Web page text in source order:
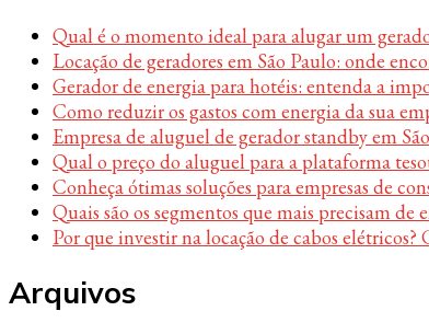
Qual é o momento ideal para alugar um
Locação de geradores em São Paulo: onde
Gerador de energia para hotéis: entenda a
Como reduzir os gastos com energia da sua
Empresa de aluguel de gerador standby em
Qual o preço do aluguel para a plataforma
Conheça ótimas soluções para empresas de
Quais são os segmentos que mais precisam de
Por que investir na locação de cabos elétricos?
Arquivos